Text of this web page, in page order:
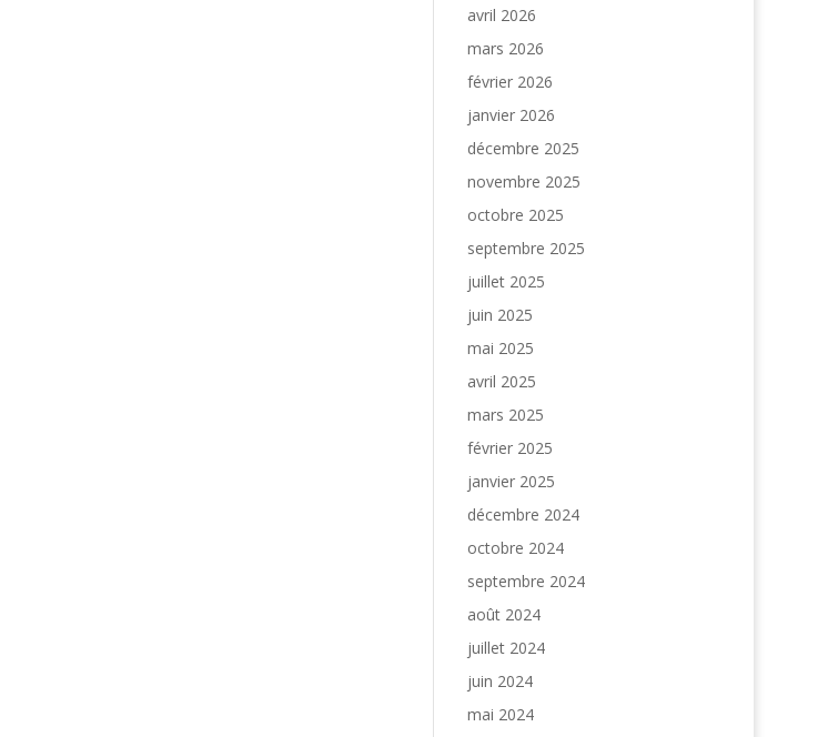
avril 2026
mars 2026
février 2026
janvier 2026
décembre 2025
novembre 2025
octobre 2025
septembre 2025
juillet 2025
juin 2025
mai 2025
avril 2025
mars 2025
février 2025
janvier 2025
décembre 2024
octobre 2024
septembre 2024
août 2024
juillet 2024
juin 2024
mai 2024